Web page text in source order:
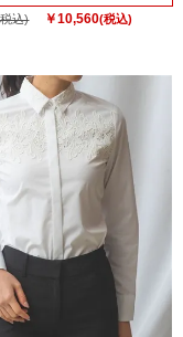
込) ￥10,560(税込)